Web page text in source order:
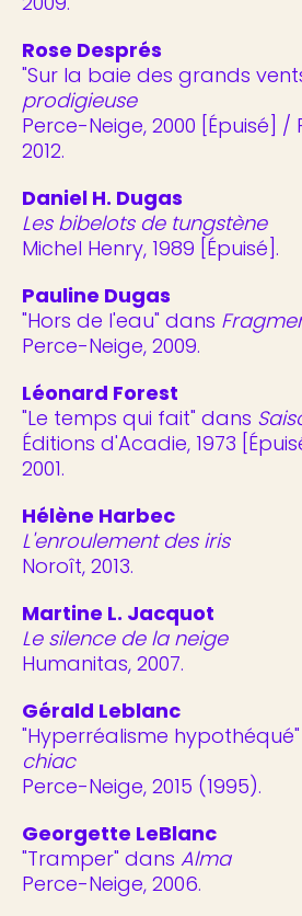
Rose Després
"Sur la baie des grands
prodigieuse
Perce-Neige, 2000 [Épuisé] /
2012.
Daniel H. Dugas
Les bibelots de tungstène
Michel Henry, 1989 [Épuisé].
Pauline Dugas
"Hors de l'eau" dans
Perce-Neige, 2009.
Léonard Forest
"Le temps qui fait" dans
Éditions d'Acadie, 1973
2001.
Hélène Harbec
L'enroulement des iris
Noroît, 2013.
Martine L. Jacquot
Le silence de la neige
Humanitas, 2007.
Gérald Leblanc
"Hyperréalisme
chiac
Perce-Neige, 2015 (1995).
Georgette LeBlanc
"Tramper" dans Alma
Perce-Neige, 2006.